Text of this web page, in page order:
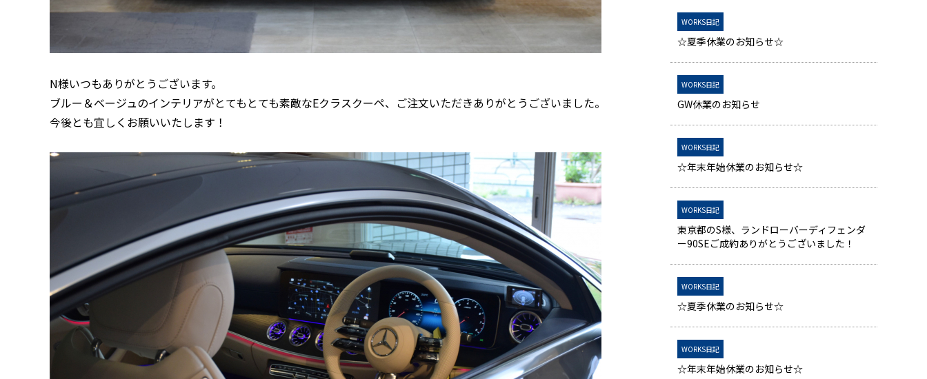
N様いつもありがとうございます。
ブルー＆ベージュのインテリアがとてもとても素敵なEクラスクーペ、ご注文いただきありがとうございました。
今後とも宜しくお願いいたします！
WORKS日記
☆夏季休業のお知らせ☆
WORKS日記
GW休業のお知らせ
WORKS日記
☆年末年始休業のお知らせ☆
WORKS日記
東京都のS様、ランドローバーディフェンダ
ー90SEご成約ありがとうございました！
WORKS日記
☆夏季休業のお知らせ☆
WORKS日記
☆年末年始休業のお知らせ☆